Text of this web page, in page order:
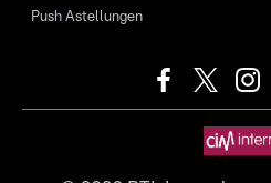
Push Astellungen